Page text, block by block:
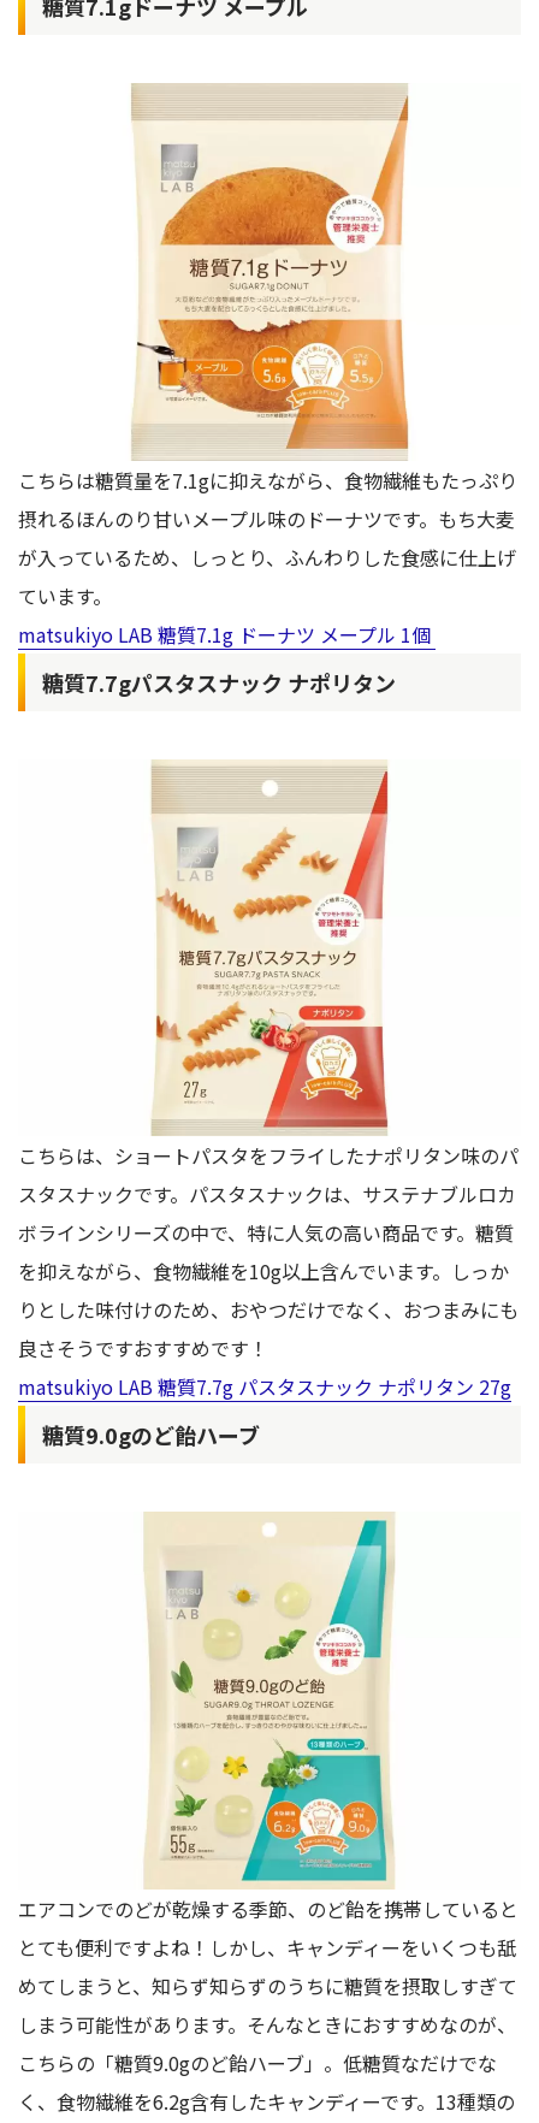
糖質7.1gドーナツ メープル
こちらは糖質量を7.1gに抑えながら、食物繊維もたっぷり
摂れるほんのり甘いメープル味のドーナツです。もち大麦
が入っているため、しっとり、ふんわりした食感に仕上げ
ています。
matsukiyo LAB 糖質7.1g ドーナツ メープル 1個
糖質7.7gパスタスナック ナポリタン
こちらは、ショートパスタをフライしたナポリタン味のパ
スタスナックです。パスタスナックは、サステナブルロカ
ボラインシリーズの中で、特に人気の高い商品です。糖質
を抑えながら、食物繊維を10g以上含んでいます。しっか
りとした味付けのため、おやつだけでなく、おつまみにも
良さそうですおすすめです！
matsukiyo LAB 糖質7.7g パスタスナック ナポリタン 27g
糖質9.0gのど飴ハーブ
エアコンでのどが乾燥する季節、のど飴を携帯していると
とても便利ですよね！しかし、キャンディーをいくつも舐
めてしまうと、知らず知らずのうちに糖質を摂取しすぎて
しまう可能性があります。そんなときにおすすめなのが、
こちらの「糖質9.0gのど飴ハーブ」。低糖質なだけでな
く、食物繊維を6.2g含有したキャンディーです。13種類の